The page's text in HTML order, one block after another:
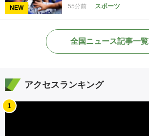
NEW 55分前 スポーツ
全国ニュース記事一覧
アクセスランキング
1